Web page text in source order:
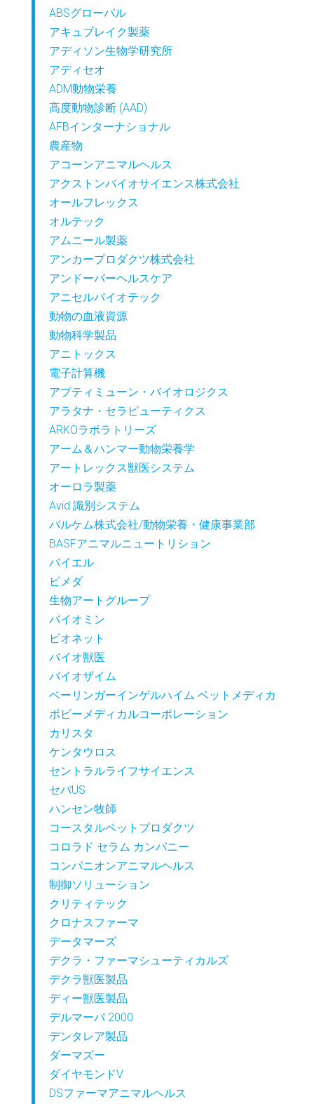
ABSグローバル
アキュブレイク製薬
アディソン生物学研究所
アディセオ
ADM動物栄養
高度動物診断 (AAD)
AFBインターナショナル
農産物
アコーンアニマルヘルス
アクストンバイオサイエンス株式会社
オールフレックス
オルテック
アムニール製薬
アンカープロダクツ株式会社
アンドーバーヘルスケア
アニセルバイオテック
動物の血液資源
動物科学製品
アニトックス
電子計算機
アプティミューン・バイオロジクス
アラタナ・セラピューティクス
ARKOラボラトリーズ
アーム＆ハンマー動物栄養学
アートレックス獣医システム
オーロラ製薬
Avid 識別システム
バルケム株式会社/動物栄養・健康事業部
BASFアニマルニュートリション
バイエル
ビメダ
生物アートグループ
バイオミン
ビオネット
バイオ獣医
バイオザイム
ベーリンガーインゲルハイム ベットメディカ
ボビーメディカルコーポレーション
カリスタ
ケンタウロス
セントラルライフサイエンス
セバUS
ハンセン牧師
コースタルペットプロダクツ
コロラド セラム カンパニー
コンパニオンアニマルヘルス
制御ソリューション
クリティテック
クロナスファーマ
データマーズ
デクラ・ファーマシューティカルズ
デクラ獣医製品
ディー獣医製品
デルマーバ 2000
デンタレア製品
ダーマズー
ダイヤモンドV
DSファーマアニマルヘルス